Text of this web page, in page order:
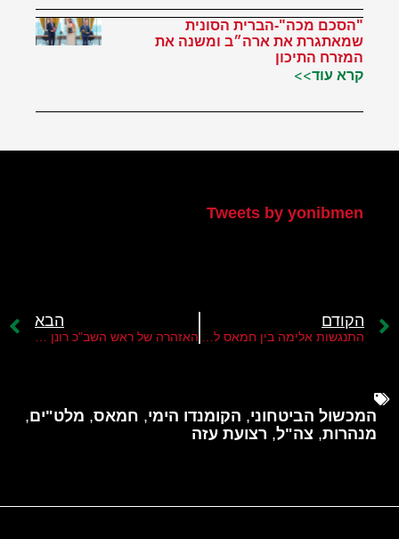
"הסכם מכה"-הברית הסונית
שמאתגרת את ארה״ב ומשנה את
המזרח התיכון
קרא עוד>>
Tweets by yonibmen
הקודם הבא
המכשול הביטחוני, הקומנדו הימי, חמאס, מלט"ים,
מנהרות, צה"ל, רצועת עזה